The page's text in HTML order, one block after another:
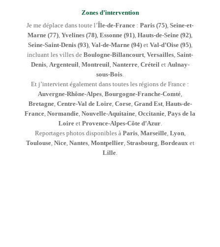
Zones d’intervention
Je me déplace dans toute l’Île-de-France : Paris (75), Seine-et-
Marne (77), Yvelines (78), Essonne (91), Hauts-de-Seine (92),
Seine-Saint-Denis (93), Val-de-Marne (94)et Val-d’Oise (95),
incluant les villes de Boulogne-Billancourt, Versailles, Saint-
Denis, Argenteuil, Montreuil, Nanterre, Créteilet Aulnay-
sous-Bois.
Et j’intervient également dans toutes les régions de France :
Auvergne-Rhône-Alpes, Bourgogne-Franche-Comté,
Bretagne, Centre-Val de Loire, Corse, Grand Est, Hauts-de-
France, Normandie, Nouvelle-Aquitaine, Occitanie, Pays de la
Loireet Provence-Alpes-Côte d’Azur.
Reportages photos disponibles à Paris, Marseille, Lyon,
Toulouse, Nice, Nantes, Montpellier, Strasbourg, Bordeauxet
Lille.